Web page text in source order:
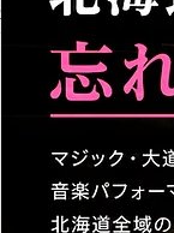
大道芸人・マジシャン・バ